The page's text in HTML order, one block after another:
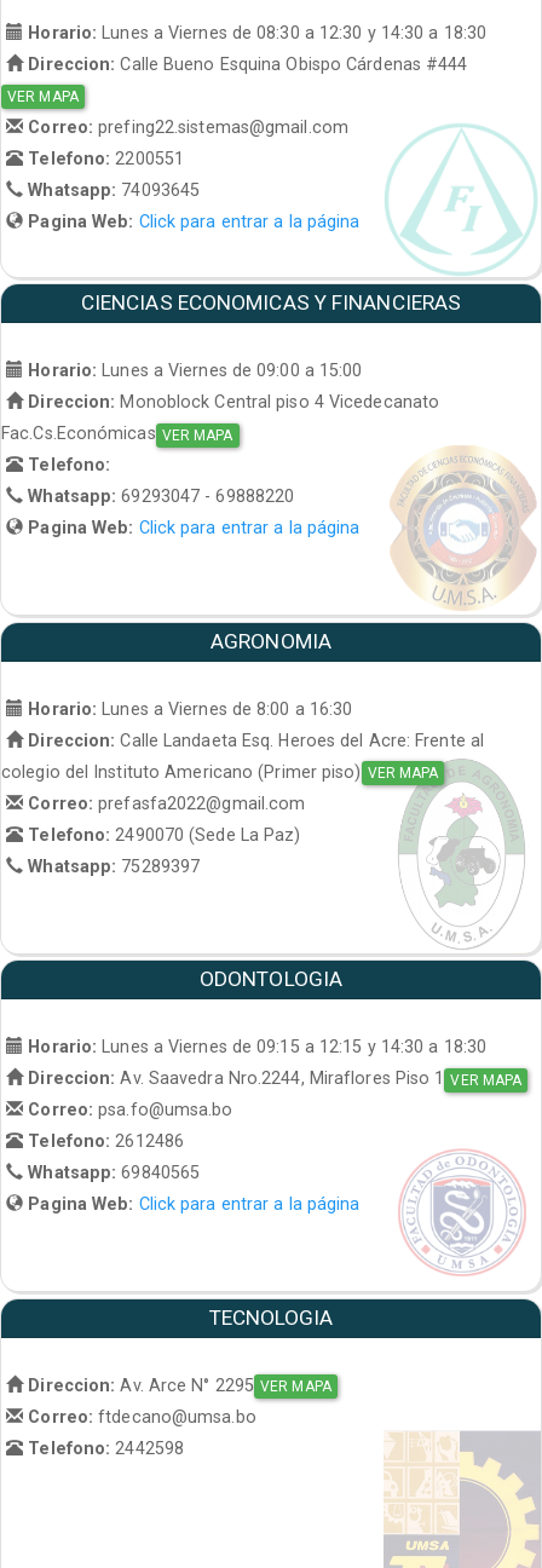
Horario:
Lunes a Viernes de 08:30 a 12:30 y 14:30 a 18:30
Direccion: Calle Bueno Esquina Obispo Cárdenas #444
VER MAPA
Correo:prefing22.sistemas@gmail.com
Telefono: 2200551
Whatsapp: 74093645
Pagina Web: Click para entrar a la página
CIENCIAS ECONOMICAS Y FINANCIERAS
Horario: Lunes a Viernes de 09:00 a 15:00
Direccion: Monoblock Central piso 4 Vicedecanato
Fac.Cs.Económicas VER MAPA
Telefono:
Whatsapp:69293047 - 69888220
Pagina Web: Click para entrar a la página
AGRONOMIA
Horario:
Lunes a Viernes de 8:00 a 16:30
Direccion: Calle Landaeta Esq. Heroes del Acre: Frente al
colegio del Instituto Americano (Primer piso) VER MAPA
Correo:prefasfa2022@gmail.com
Telefono: 2490070 (Sede La Paz)
Whatsapp: 75289397
ODONTOLOGIA
Horario: Lunes a Viernes de 09:15 a 12:15 y 14:30 a 18:30
Direccion: Av. Saavedra Nro.2244, Miraflores Piso 1 VER MAPA
Correo:psa.fo@umsa.bo
Telefono:2612486
Whatsapp:69840565
Pagina Web: Click para entrar a la página
TECNOLOGIA
Direccion: Av. Arce N° 2295 VER MAPA
Correo:ftdecano@umsa.bo
Telefono: 2442598